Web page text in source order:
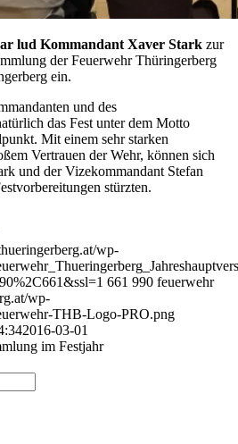
lud Kommandant Xaver Stark zur
der Feuerwehr Thüringerberg
ein.
und des
das Fest unter dem Motto
Mit einem sehr starken
Vertrauen der Wehr, können sich
und der Vizekommandant Stefan
stürzten.
wp-
661 990 feuerwehr
wp-
THB-Logo-PRO.png
2016-03-01
im Festjahr